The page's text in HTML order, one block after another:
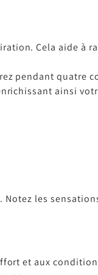
Cela aide à
pendant quatre
ainsi
les
et aux